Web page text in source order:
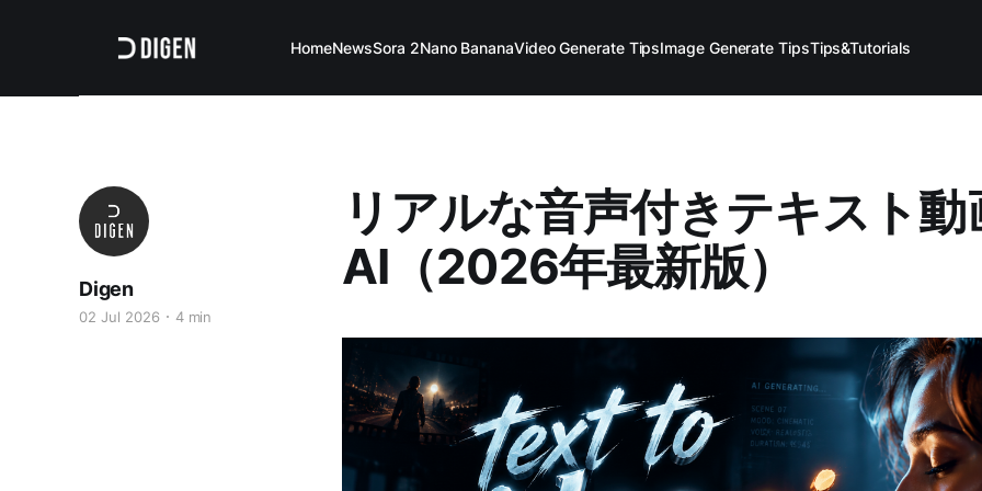
HomeNewsSora 2Nano BananaVideo Generate TipsImage Generate TipsTips&Tutorials
リアルな音声付きテキスト動
AI（2026年最新版）
Digen
02 Jul 2026 4 min